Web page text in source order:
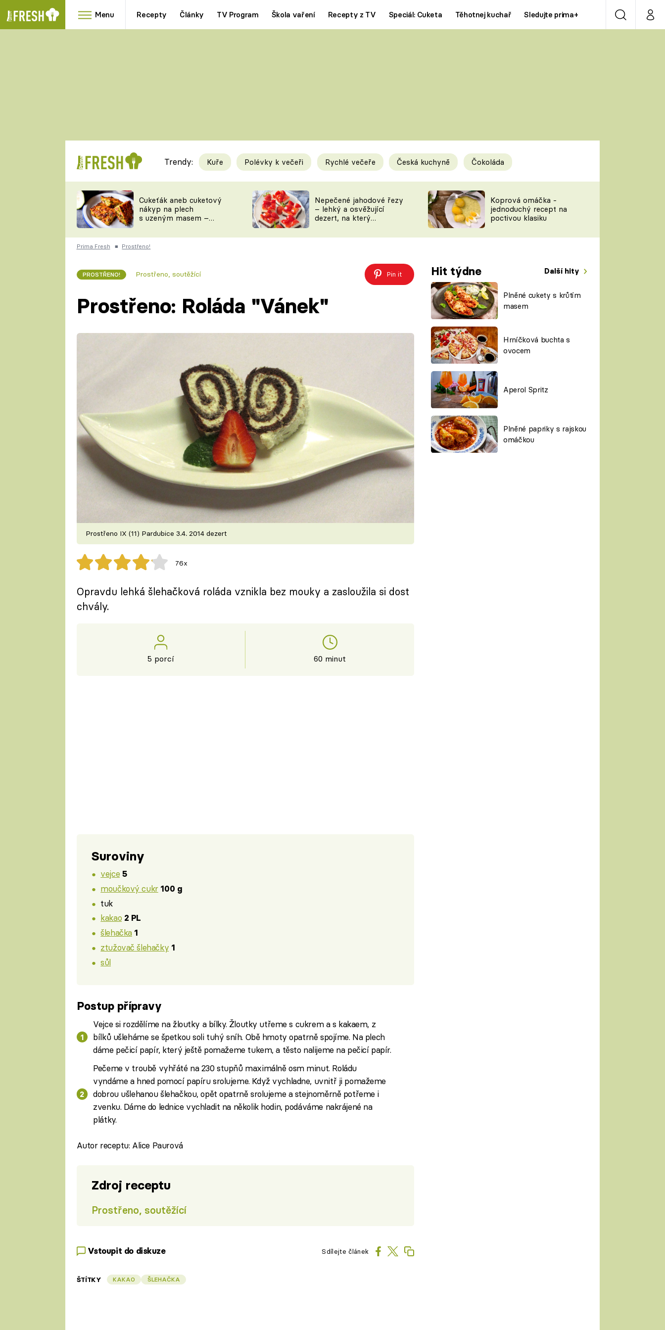
Menu Recepty Články TV Program Škola vaření Recepty z TV Speciál: Cuketa Těhotnej kuchař Sledujte prima+ VyhledáváníMůj
RYCHLOVKY
Videorecepty
TEĎ VAŘÍ ŠÉF!
ČESKO NA TALÍŘI
KUCHAŘKA
Tipy a triky
KAM ZA JÍDLEM
VYCHYTÁVKY
Novinky
ŠÉFREDAKTORKY
ČASOPIS
Prima LAJK
Sledujte nás
Trendy: Kuře Polévky k večeři Rychlé večeře Česká kuchyně Čokoláda
Cukeťák aneb cuketový
nákyp na plech
s uzeným masem –
zpracovat přerostlé
cukety
Nepečené jahodové řezy
– lehký a osvěžující
dezert, na který
Koprová omáčka -
jednoduchý recept na
poctivou klasiku
Prima Fresh ■ Prostřeno!
PROSTŘENO! Prostřeno, soutěžící Pin it Hit týdne Další hity
Plněné cukety s krůtím
masem
Hrníčková buchta s
ovocem
Aperol Spritz
Plněné papriky s rajskou
omáčkou
Prostřeno: Roláda "Vánek"
Prostřeno IX (11) Pardubice 3.4. 2014 dezert
76x
Opravdu lehká šlehačková roláda vznikla bez mouky a zasloužila si dost
chvály.
5 porcí 60 minut
Suroviny
vejce 5
moučkový cukr 100 g
tuk
kakao 2 PL
šlehačka 1
ztužovač šlehačky 1
sůl
Postup přípravy
Vejce si rozdělíme na žloutky a bílky. Žloutky utřeme s cukrem a s kakaem, z
bílků ušleháme se špetkou soli tuhý sníh. Obě hmoty opatrně spojíme. Na plech
dáme pečicí papír, který ještě pomažeme tukem, a těsto nalijeme na pečicí papír.
Pečeme v troubě vyhřáté na 230 stupňů maximálně osm minut. Roládu
vyndáme a hned pomocí papíru srolujeme. Když vychladne, uvnitř ji pomažeme
dobrou ušlehanou šlehačkou, opět opatrně srolujeme a stejnoměrně potřeme i
zvenku. Dáme do lednice vychladit na několik hodin, podáváme nakrájené na
plátky.
Autor receptu: Alice Paurová
Zdroj receptu
Prostřeno, soutěžící
Vstoupit do diskuze Sdílejte článek
ŠTÍTKY KAKAO ŠLEHAČKA